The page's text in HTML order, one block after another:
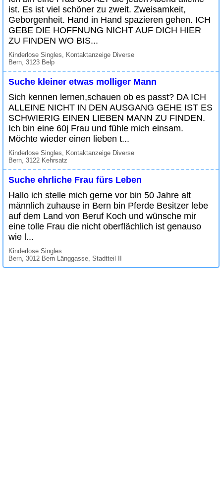
ist. Es ist viel schöner zu zweit. Zweisamkeit,
Geborgenheit. Hand in Hand spazieren gehen. ICH
GEBE DIE HOFFNUNG NICHT AUF DICH HIER
ZU FINDEN WO BIS...
Kinderlose Singles, Kontaktanzeige Diverse
Bern, 3123 Belp
Suche kleiner etwas molliger Mann
Sich kennen lernen,schauen ob es passt? DA ICH
ALLEINE NICHT IN DEN AUSGANG GEHE IST ES
SCHWIERIG EINEN LIEBEN MANN ZU FINDEN.
Ich bin eine 60j Frau und fühle mich einsam.
Möchte wieder einen lieben t...
Kinderlose Singles, Kontaktanzeige Diverse
Bern, 3122 Kehrsatz
Suche ehrliche Frau fürs Leben
Hallo ich stelle mich gerne vor bin 50 Jahre alt
männlich zuhause in Bern bin Pferde Besitzer lebe
auf dem Land von Beruf Koch und wünsche mir
eine tolle Frau die nicht oberflächlich ist genauso
wie l...
Kinderlose Singles
Bern, 3012 Bern Länggasse, Stadtteil II